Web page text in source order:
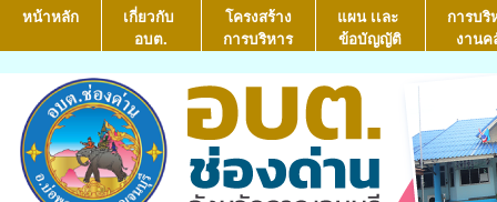
หน้าหลัก
เกี่ยวกับ
อบต.
โครงสร้าง
การบริหาร
แผน เเละ
ข้อบัญญัติ
การบริ
งานค